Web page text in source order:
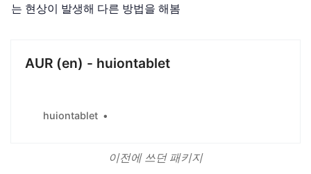
는 현상이 발생해 다른 방법을 해봄
AUR (en) - huiontablet
huiontablet
이전에 쓰던 패키지